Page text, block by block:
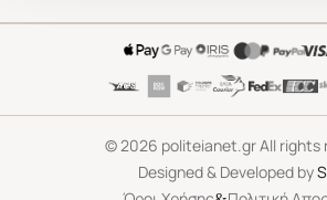
©2026 politeianet.gr All rights
Designed & Developed by